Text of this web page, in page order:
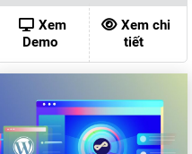
là:
600,000 ₫.
tại
là:
80,000
Xem
Demo
Xem chi
tiết